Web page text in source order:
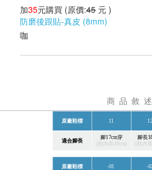
加35元購買 (原價:45 元 )
防磨後跟貼-真皮 (8mm)
咖
商品敘述